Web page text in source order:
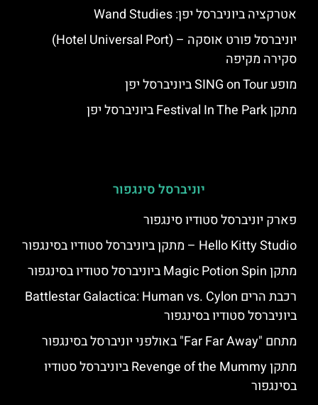
אטרקציה ביוניברסל יפן: Wand Studies
יוניברסל פורט אוסקה – (Hotel Universal Port)
סקירה מקיפה
מופע SING on Tour ביוניברסל יפן
מתקן Festival In The Park ביוניברסל יפן
יוניברסל סינגפור
פארק יוניברסל סטודיו סינגפור
Hello Kitty Studio – מתקן ביוניברסל סטודיו בסינגפור
מתקן Magic Potion Spin ביוניברסל סטודיו בסינגפור
רכבת הרים Battlestar Galactica: Human vs. Cylon
ביוניברסל סטודיו בסינגפור
מתחם "Far Far Away" באולפני יוניברסל בסינגפור
מתקן Revenge of the Mummy ביוניברסל סטודיו
בסינגפור